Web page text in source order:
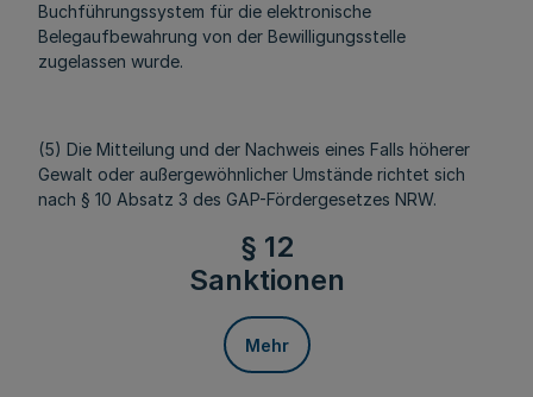
Buchführungssystem für die elektronische
Belegaufbewahrung von der Bewilligungsstelle
zugelassen wurde.
(5) Die Mitteilung und der Nachweis eines Falls höherer
Gewalt oder außergewöhnlicher Umstände richtet sich
nach § 10 Absatz 3 des GAP-Fördergesetzes NRW.
§ 12
Sanktionen
Mehr